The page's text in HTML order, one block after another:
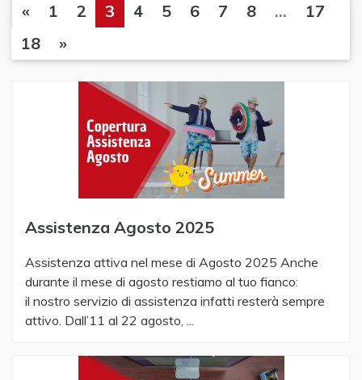
« 1 2 3 4 5 6 7 8 ...
17
18
»
Assistenza Agosto 2025
Assistenza attiva nel mese di Agosto 2025 Anche
durante il mese di agosto restiamo al tuo fianco:
il nostro servizio di assistenza infatti resterà sempre
attivo. Dall’11 al 22 agosto, ...